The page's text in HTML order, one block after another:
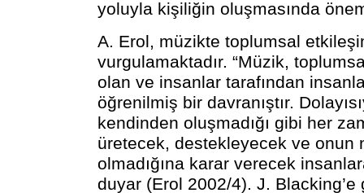
yoluyla kişiliğin oluşmasında
A. Erol, müzikte toplumsal
vurgulamaktadır. “Müzik,
olan ve insanlar tarafından
öğrenilmiş bir davranıştır.
kendinden oluşmadığı gibi her
üretecek, destekleyecek ve onun
olmadığına karar verecek
duyar (Erol 2002/4). J. Blacking’e